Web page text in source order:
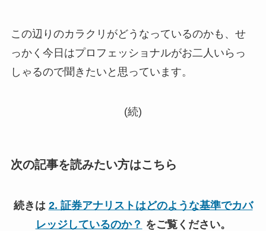
この辺りのカラクリがどうなっているのかも、せ
っかく今日はプロフェッショナルがお二人いらっ
しゃるので聞きたいと思っています。
(続)
次の記事を読みたい方はこちら
続きは 2. 証券アナリストはどのような基準でカバ
レッジしているのか？ をご覧ください。